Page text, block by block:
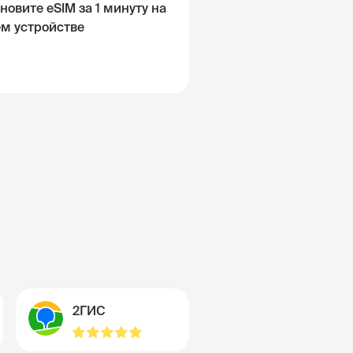
eSIM за 1 минуту на
устройстве
2ГИС